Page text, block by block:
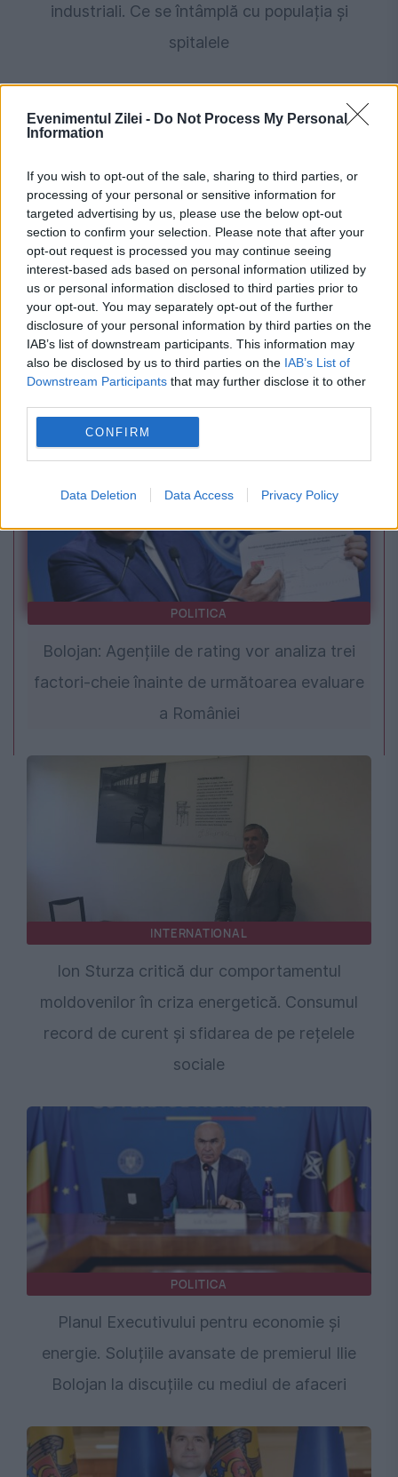
Evenimentul Zilei - Do Not Process My Personal
Information
If you wish to opt-out of the sale, sharing to third parties, or
processing of your personal or sensitive information for
targeted advertising by us, please use the below opt-out
section to confirm your selection. Please note that after your
opt-out request is processed you may continue seeing
interest-based ads based on personal information utilized by
us or personal information disclosed to third parties prior to
your opt-out. You may separately opt-out of the further
disclosure of your personal information by third parties on the
IAB’s list of downstream participants. This information may
also be disclosed by us to third parties on the IAB’s List of
Downstream Participants that may further disclose it to other
CONFIRM
Data Deletion Data Access Privacy Policy
industriali. Ce se întâmplă cu populația și
spitalele
INTERNATIONAL
Premierul Vasile Tofan anunță
supraimpozitarea băncilor. Cât va crește taxa
pe profit și ce alte măsuri conține reforma
fiscală
POLITICA
Bolojan: Agențiile de rating vor analiza trei
factori-cheie înainte de următoarea evaluare
a României
INTERNATIONAL
Ion Sturza critică dur comportamentul
moldovenilor în criza energetică. Consumul
record de curent și sfidarea de pe rețelele
sociale
POLITICA
Planul Executivului pentru economie și
energie. Soluțiile avansate de premierul Ilie
Bolojan la discuțiile cu mediul de afaceri